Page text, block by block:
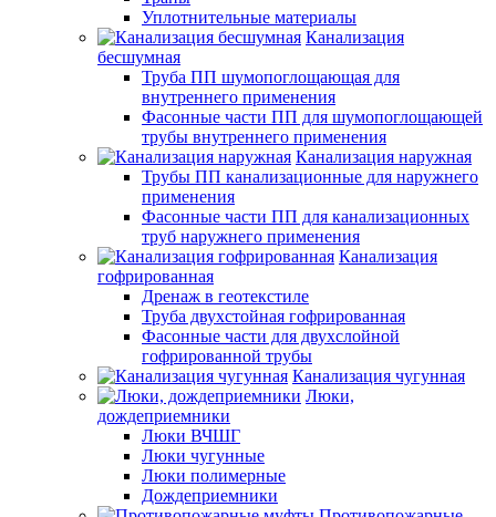
Уплотнительные материалы
Канализация
бесшумная
Труба ПП шумопоглощающая для
внутреннего применения
Фасонные части ПП для шумопоглощающей
трубы внутреннего применения
Канализация наружная
Трубы ПП канализационные для наружнего
применения
Фасонные части ПП для канализационных
труб наружнего применения
Канализация
гофрированная
Дренаж в геотекстиле
Труба двухстойная гофрированная
Фасонные части для двухслойной
гофрированной трубы
Канализация чугунная
Люки,
дождеприемники
Люки ВЧШГ
Люки чугунные
Люки полимерные
Дождеприемники